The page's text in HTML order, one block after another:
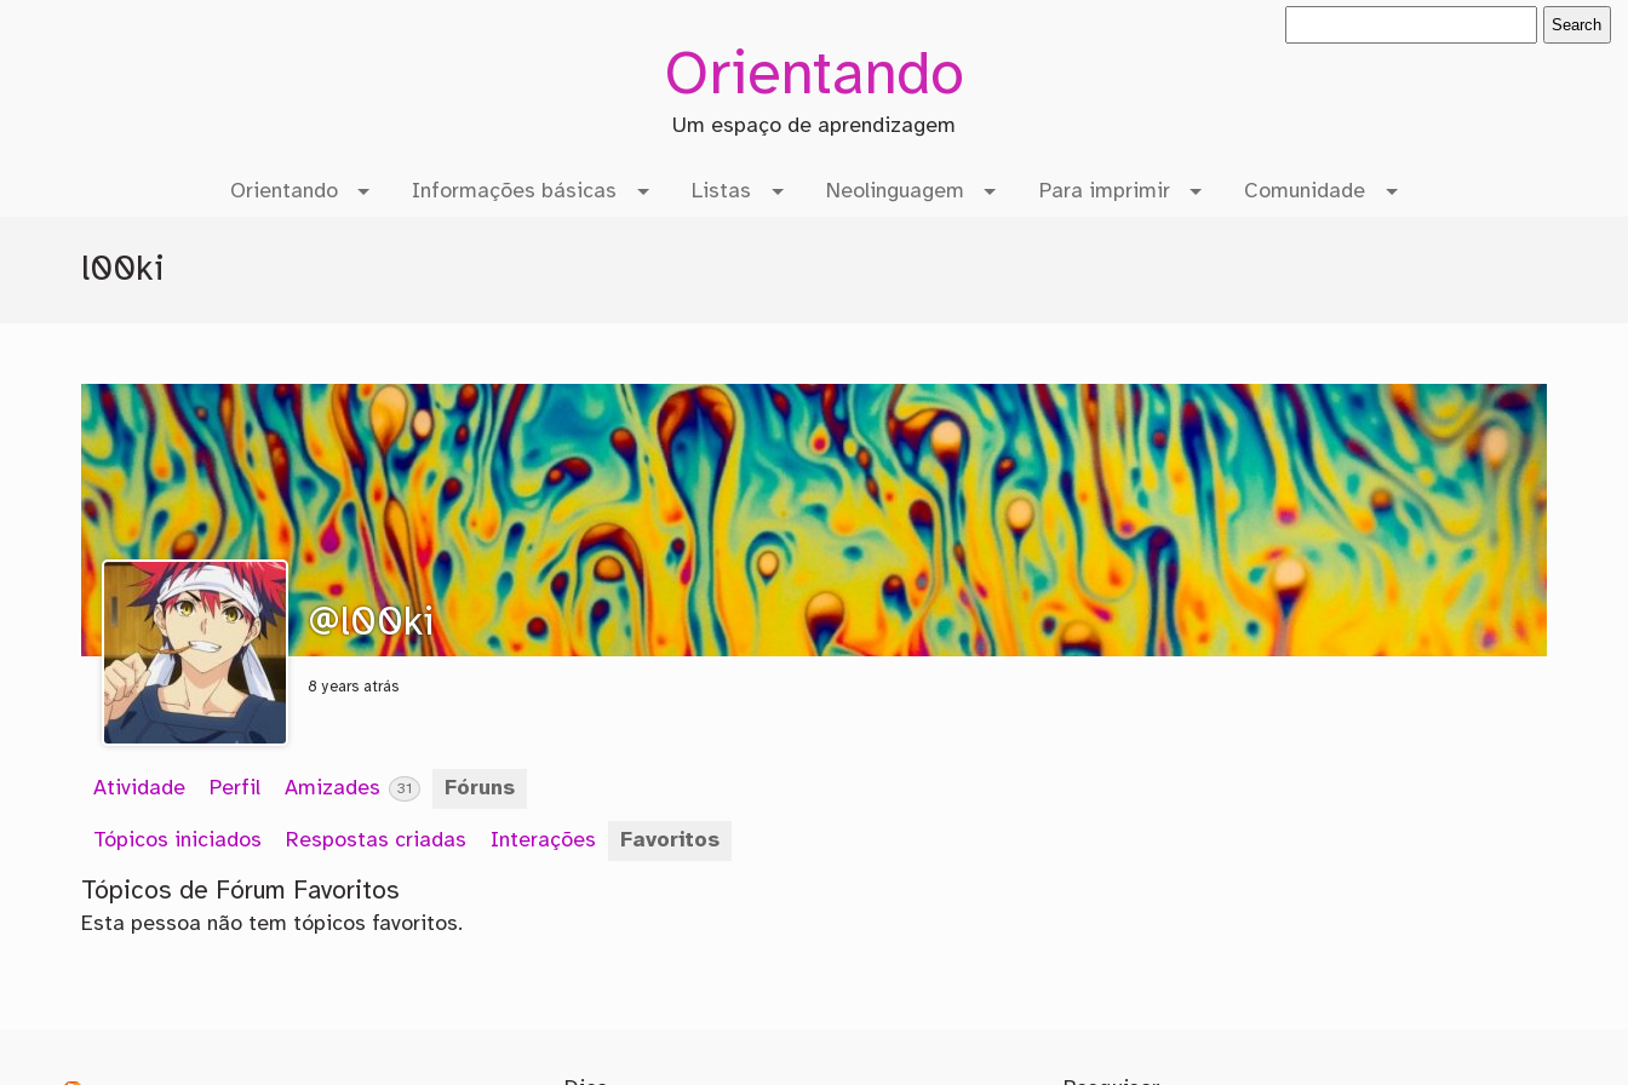
Orientando
Um espaço de aprendizagem
Orientando Informações básicas Listas Neolinguagem Para imprimir Comunidade
l00ki
@l00ki
8 years atrás
Atividade Perfil Amizades 31 Fóruns
Tópicos iniciados Respostas criadas Interações Favoritos
Tópicos de Fórum Favoritos
Esta pessoa não tem tópicos favoritos.